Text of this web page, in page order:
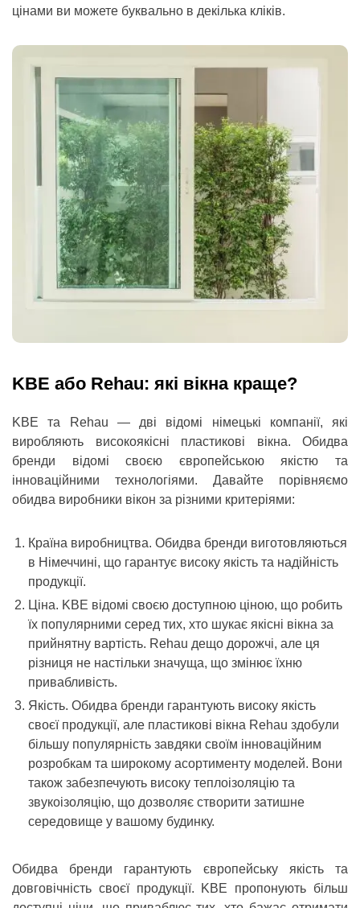
цінами ви можете буквально в декілька кліків.
KBE або Rehau: які вікна краще?
KBE та Rehau — дві відомі німецькі компанії, які
виробляють високоякісні пластикові вікна. Обидва
бренди відомі своєю європейською якістю та
інноваційними технологіями. Давайте порівняємо
обидва виробники вікон за різними критеріями:
Країна виробництва. Обидва бренди виготовляються
в Німеччині, що гарантує високу якість та надійність
продукції.
Ціна. KBE відомі своєю доступною ціною, що робить
їх популярними серед тих, хто шукає якісні вікна за
прийнятну вартість. Rehau дещо дорожчі, але ця
різниця не настільки значуща, що змінює їхню
привабливість.
Якість. Обидва бренди гарантують високу якість
своєї продукції, але пластикові вікна Rehau здобули
більшу популярність завдяки своїм інноваційним
розробкам та широкому асортименту моделей. Вони
також забезпечують високу теплоізоляцію та
звукоізоляцію, що дозволяє створити затишне
середовище у вашому будинку.
Обидва бренди гарантують європейську якість та
довговічність своєї продукції. KBE пропонують більш